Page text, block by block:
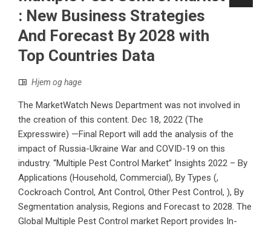
: New Business Strategies
And Forecast By 2028 with
Top Countries Data
Hjem og hage
The MarketWatch News Department was not involved in
the creation of this content. Dec 18, 2022 (The
Expresswire) —Final Report will add the analysis of the
impact of Russia-Ukraine War and COVID-19 on this
industry. “Multiple Pest Control Market” Insights 2022 – By
Applications (Household, Commercial), By Types (,
Cockroach Control, Ant Control, Other Pest Control, ), By
Segmentation analysis, Regions and Forecast to 2028. The
Global Multiple Pest Control market Report provides In-